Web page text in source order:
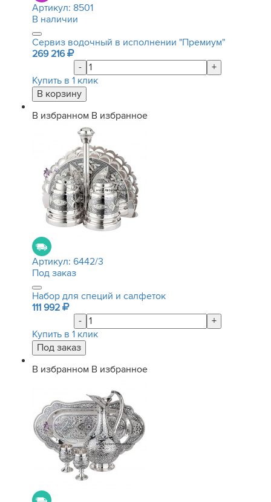
Артикул: 8501
В наличии
Сервиз водочный в исполнении "Премиум"
269 216
-
+
Купить в 1 клик
В избранном В избранное
Артикул: 6442/3
Под заказ
Набор для специй и салфеток
111 992
-
+
Купить в 1 клик
В избранном В избранное